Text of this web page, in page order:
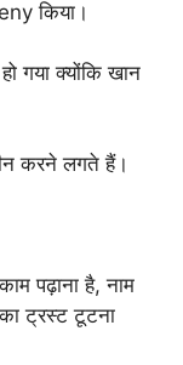
किया।
गया क्योंकि खान
करने लगते हैं।
पढ़ाना है, नाम
ट्रस्ट टूटना